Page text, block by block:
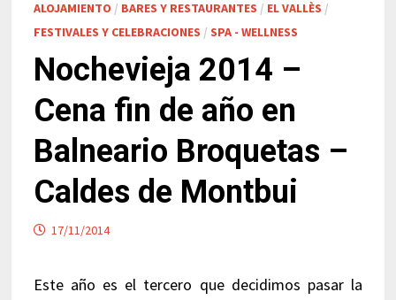
ALOJAMIENTO / BARES Y RESTAURANTES / EL VALLÈS /
FESTIVALES Y CELEBRACIONES / SPA - WELLNESS
Nochevieja 2014 –
Cena fin de año en
Balneario Broquetas –
Caldes de Montbui
17/11/2014
Este año es el tercero que decidimos pasar la